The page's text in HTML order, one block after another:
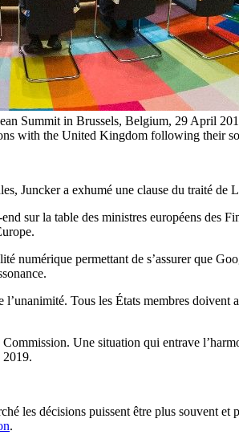
Summit in Brussels, Belgium, 29 April
with the United Kingdom following their
Juncker a exhumé une clause du traité de
sur la table des ministres européens des
numérique permettant de s’assurer que
Tous les États membres
Une situation qui entrave
2019.
les décisions puissent être plus souvent
.